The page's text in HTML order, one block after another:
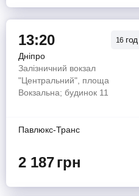
13:20 16 год
Дніпро
Залізничний вокзал
"Центральний", площа
Вокзальна; будинок 11
Павлюкс-Транс
2 187грн